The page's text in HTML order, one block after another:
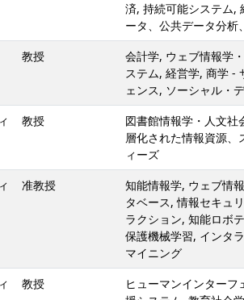
済, 持続可能システム,
ータ、公共データ分析
教授
会計学, ウェブ情報学
ステム, 経営学, 商学 -
ェンス, ソーシャル・
教授
図書館情報学・人文社
層化された情報資源、
ィーズ
准教授
知能情報学, ウェブ情
タベース, 情報セキュ
ラクション, 知能ロボ
保護機械学習, インタ
マイニング
教授
ヒューマンインター